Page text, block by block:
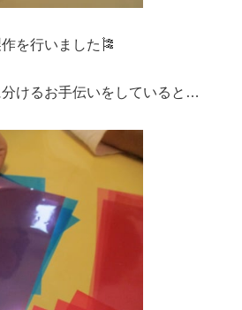
を行いました🎏
けるお手伝いをしていると…